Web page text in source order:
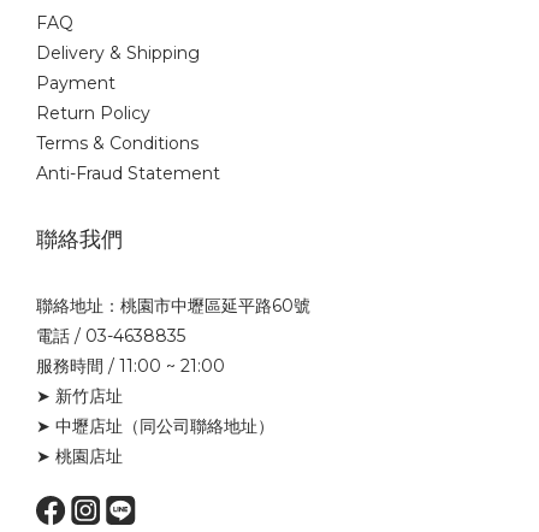
FAQ
Delivery & Shipping
Payment
Return Policy
Terms & Conditions
Anti-Fraud Statement
聯絡我們
聯絡地址：桃園市中壢區延平路60號
電話 / 03-4638835
服務時間 / 11:00 ~ 21:00
➤ 新竹店址
➤ 中壢店址 （同公司聯絡地址）
➤ 桃園店址